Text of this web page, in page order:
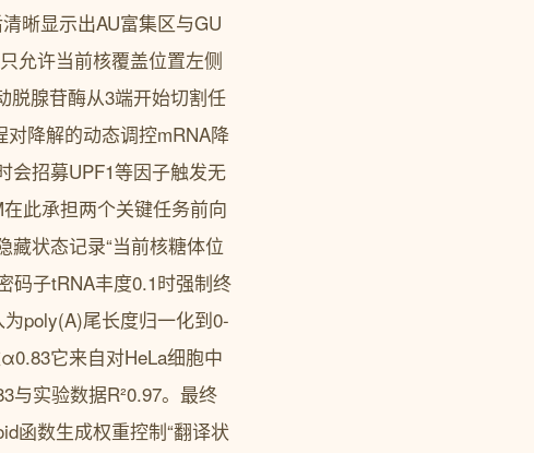
晰显示出AU富集区与GU
允许当前核覆盖位置左侧
腺苷酶从3端开始切割任
对降解的动态调控mRNA降
会招募UPF1等因子触发无
此承担两个关键任务前向
状态记录“当前核糖体位
码子tRNA丰度0.1时强制终
poly(A)尾长度归一化到0-
它来自对HeLa细胞中
实验数据R²0.97。最终
函数生成权重控制“翻译状